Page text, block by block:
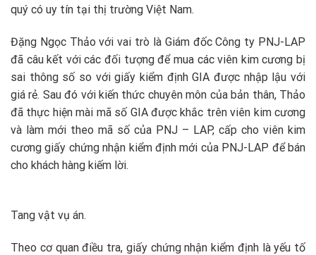
quý có uy tín tại thị trường Việt Nam.
Đặng Ngọc Thảo với vai trò là Giám đốc Công ty PNJ-LAP
đã câu kết với các đối tượng để mua các viên kim cương bị
sai thông số so với giấy kiểm định GIA được nhập lậu với
giá rẻ. Sau đó với kiến thức chuyên môn của bản thân, Thảo
đã thực hiện mài mã số GIA được khắc trên viên kim cương
và làm mới theo mã số của PNJ – LAP, cấp cho viên kim
cương giấy chứng nhận kiểm định mới của PNJ-LAP để bán
cho khách hàng kiếm lời.
Tang vật vụ án.
Theo cơ quan điều tra, giấy chứng nhận kiểm định là yếu tố